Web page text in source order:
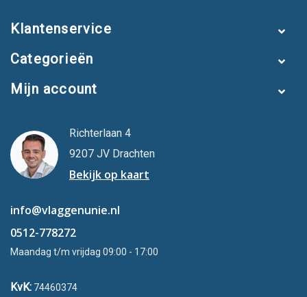
Klantenservice
Categorieën
Mijn account
Richterlaan 4
9207 JV Drachten
Bekijk op kaart
info@vlaggenunie.nl
0512-778272
Maandag t/m vrijdag 09:00 - 17:00
KvK: 74460374